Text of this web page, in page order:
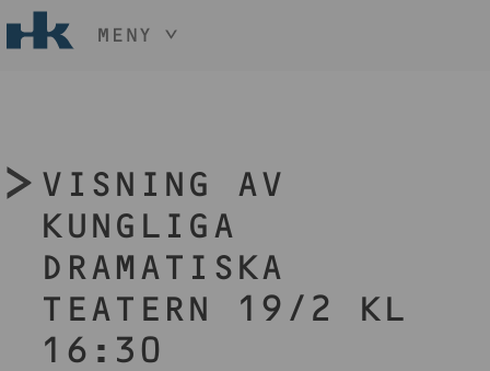
MENY
KONSTHANTVERK & DESIGN
EVENEMANG
MEDLEM
BLI MEDLEM
VISNING AV
KUNGLIGA
DRAMATISKA
TEATERN 19/2 KL
16:30